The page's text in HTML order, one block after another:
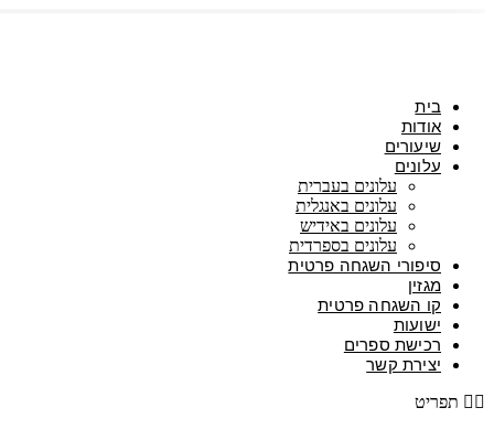
בית
אודות
שיעורים
עלונים
עלונים בעברית
עלונים באנגלית
עלונים באידיש
עלונים בספרדית
סיפורי השגחה פרטית
מגזין
קו השגחה פרטית
ישועות
רכישת ספרים
יצירת קשר
תפריט